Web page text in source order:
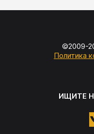
©2009-
Политика
ИЩИТЕ